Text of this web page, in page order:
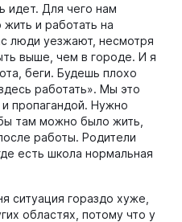
идет. Для чего нам
и работать на
люди уезжают, несмотря
выше, чем в городе. И я
беги. Будешь плохо
работать». Мы это
пропагандой. Нужно
там можно было жить,
работы. Родители
есть школа нормальная
ситуация гораздо хуже,
областях, потому что у